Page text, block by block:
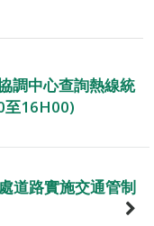
調中心查詢熱線統
至16H00)
道路實施交通管制